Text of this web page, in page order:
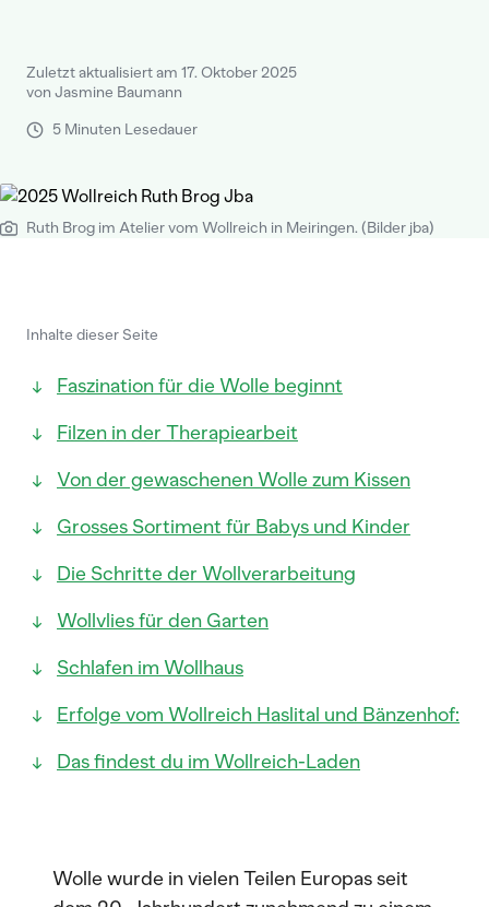
Zuletzt aktualisiert am 17. Oktober 2025
von Jasmine Baumann
5 Minuten Lesedauer
Ruth Brog im Atelier vom Wollreich in Meiringen. (Bilder jba)
Inhalte dieser Seite
Faszination für die Wolle beginnt
Filzen in der Therapiearbeit
Von der gewaschenen Wolle zum Kissen
Grosses Sortiment für Babys und Kinder
Die Schritte der Wollverarbeitung
Wollvlies für den Garten
Schlafen im Wollhaus
Erfolge vom Wollreich Haslital und Bänzenhof:
Das findest du im Wollreich-Laden
Wolle wurde in vielen Teilen Europas seit